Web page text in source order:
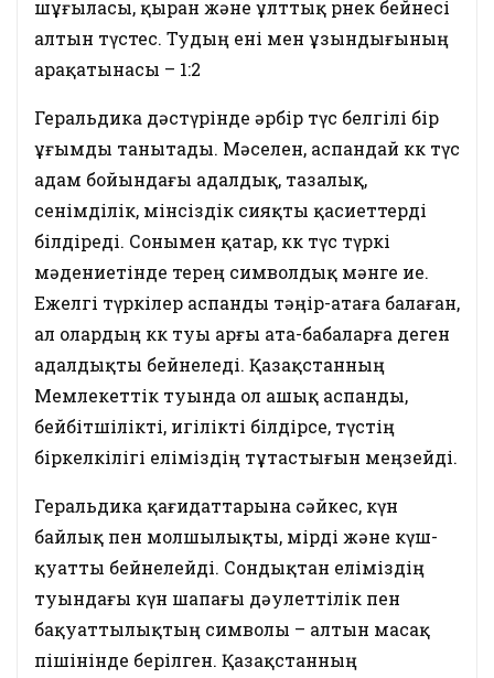
шұғыласы, қыран және ұлттық өрнек бейнесі
алтын түстес. Тудың ені мен ұзындығының
арақатынасы – 1:2
Геральдика дәстүрінде әрбір түс белгілі бір
ұғымды танытады. Мәселен, аспандай көк түс
адам бойындағы адалдық, тазалық,
сенімділік, мінсіздік сияқты қасиеттерді
білдіреді. Сонымен қатар, көк түс түркі
мәдениетінде терең символдық мәнге ие.
Ежелгі түркілер аспанды тәңір-атаға балаған,
ал олардың көк туы арғы ата-бабаларға деген
адалдықты бейнеледі. Қазақстанның
Мемлекеттік туында ол ашық аспанды,
бейбітшілікті, игілікті білдірсе, түстің
біркелкілігі еліміздің тұтастығын меңзейді.
Геральдика қағидаттарына сәйкес, күн
байлық пен молшылықты, өмірді және күш-
қуатты бейнелейді. Сондықтан еліміздің
туындағы күн шапағы дәулеттілік пен
бақуаттылықтың символы – алтын масақ
пішінінде берілген. Қазақстанның